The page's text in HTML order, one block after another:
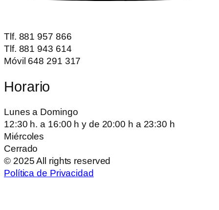
Tlf. 881 957 866
Tlf. 881 943 614
Móvil 648 291 317
Horario
Lunes a Domingo
12:30 h. a 16:00 h y de 20:00 h a 23:30 h
Miércoles
Cerrado
© 2025 All rights reserved
Política de Privacidad